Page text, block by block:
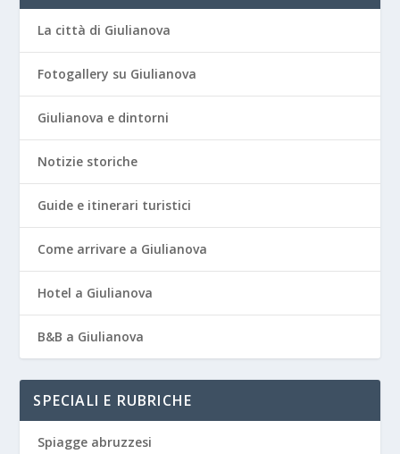
La città di Giulianova
Fotogallery su Giulianova
Giulianova e dintorni
Notizie storiche
Guide e itinerari turistici
Come arrivare a Giulianova
Hotel a Giulianova
B&B a Giulianova
SPECIALI E RUBRICHE
Spiagge abruzzesi